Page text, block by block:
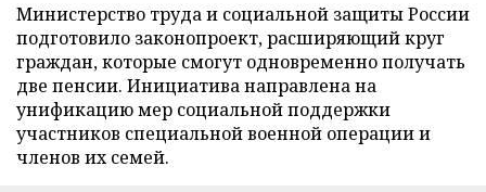
Министерство труда и социальной защиты России
подготовило законопроект, расширяющий круг
граждан, которые смогут одновременно получать
две пенсии. Инициатива направлена на
унификацию мер социальной поддержки
участников специальной военной операции и
членов их семей.